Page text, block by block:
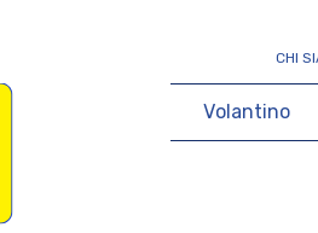
iN's Mercato
CHI SI
Volantino